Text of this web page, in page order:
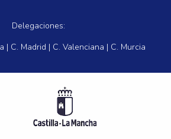
Delegaciones:
| C. Madrid | C. Valenciana | C. Murcia